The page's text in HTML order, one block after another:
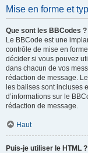
Mise en forme et
Que sont les BBCodes ?
Le BBCode est une
contrôle de mise en
décider si vous pouvez
dans chacun de vos
rédaction de message.
les balises sont incluses
d’informations sur le
rédaction de message.
Haut
Puis-je utiliser le HTML ?